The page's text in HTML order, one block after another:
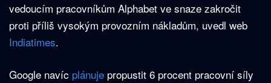
vedoucím pracovníkům Alphabet ve snaze zakročit
proti příliš vysokým provozním nákladům, uvedl web
Indiatimes.
Google navíc plánuje propustit 6 procent pracovní síly